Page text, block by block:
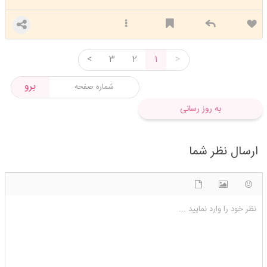
>
1
2
3
<
برو
به روز رسانی
ارسال نظر شما
نظر خود را وارد نمایید ...